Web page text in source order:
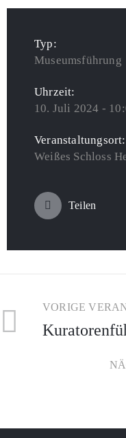
Typ:
Museumsführung
Uhrzeit:
10. Juli 2024 -
Veranstaltungsort:
Weißes Schloss
Teilen
VORIGE